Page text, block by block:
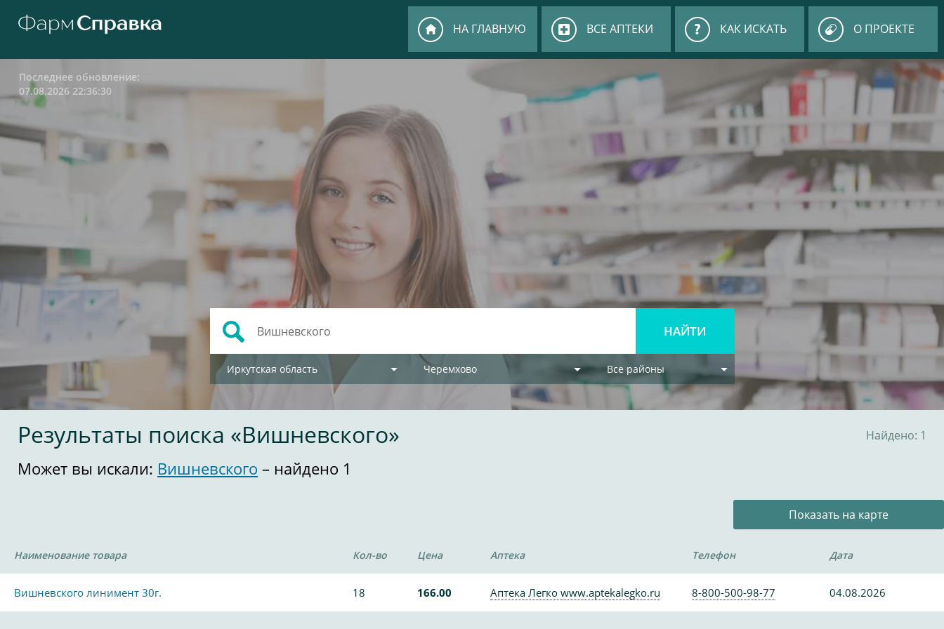
НА ГЛАВНУЮ ВСЕ АПТЕКИ КАК ИСКАТЬ О ПРОЕКТЕ
Последнее обновление:
07.08.2026 22:36:30
Иркутская область Черемхово Все районы
Результаты поиска «Вишневского» Найдено: 1
Может вы искали: Вишневского – найдено 1
Показать на карте
Наименование товара Кол-во Цена Аптека Телефон Дата
Вишневского линимент 30г. 18 166.00 Аптека Легко www.aptekalegko.ru 8-800-500-98-77 04.08.2026